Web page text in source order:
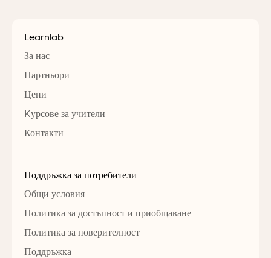
Learnlab
За нас
Партньори
Цени
Kурсове за учители
Контакти
Поддръжка за потребители
Общи условия
Политика за достъпност и приобщаване
Политика за поверителност
Поддръжка